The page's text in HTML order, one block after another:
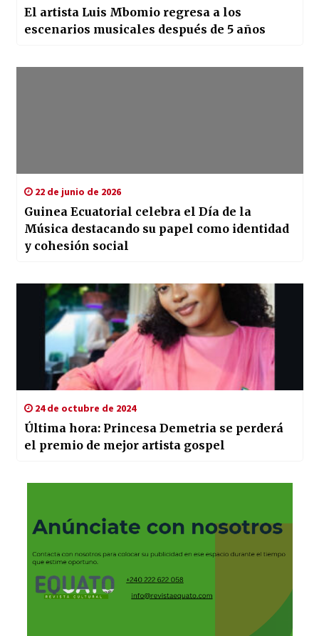
El artista Luis Mbomio regresa a los
escenarios musicales después de 5 años
22 de junio de 2026
Guinea Ecuatorial celebra el Día de la
Música destacando su papel como identidad
y cohesión social
24 de octubre de 2024
Última hora: Princesa Demetria se perderá
el premio de mejor artista gospel